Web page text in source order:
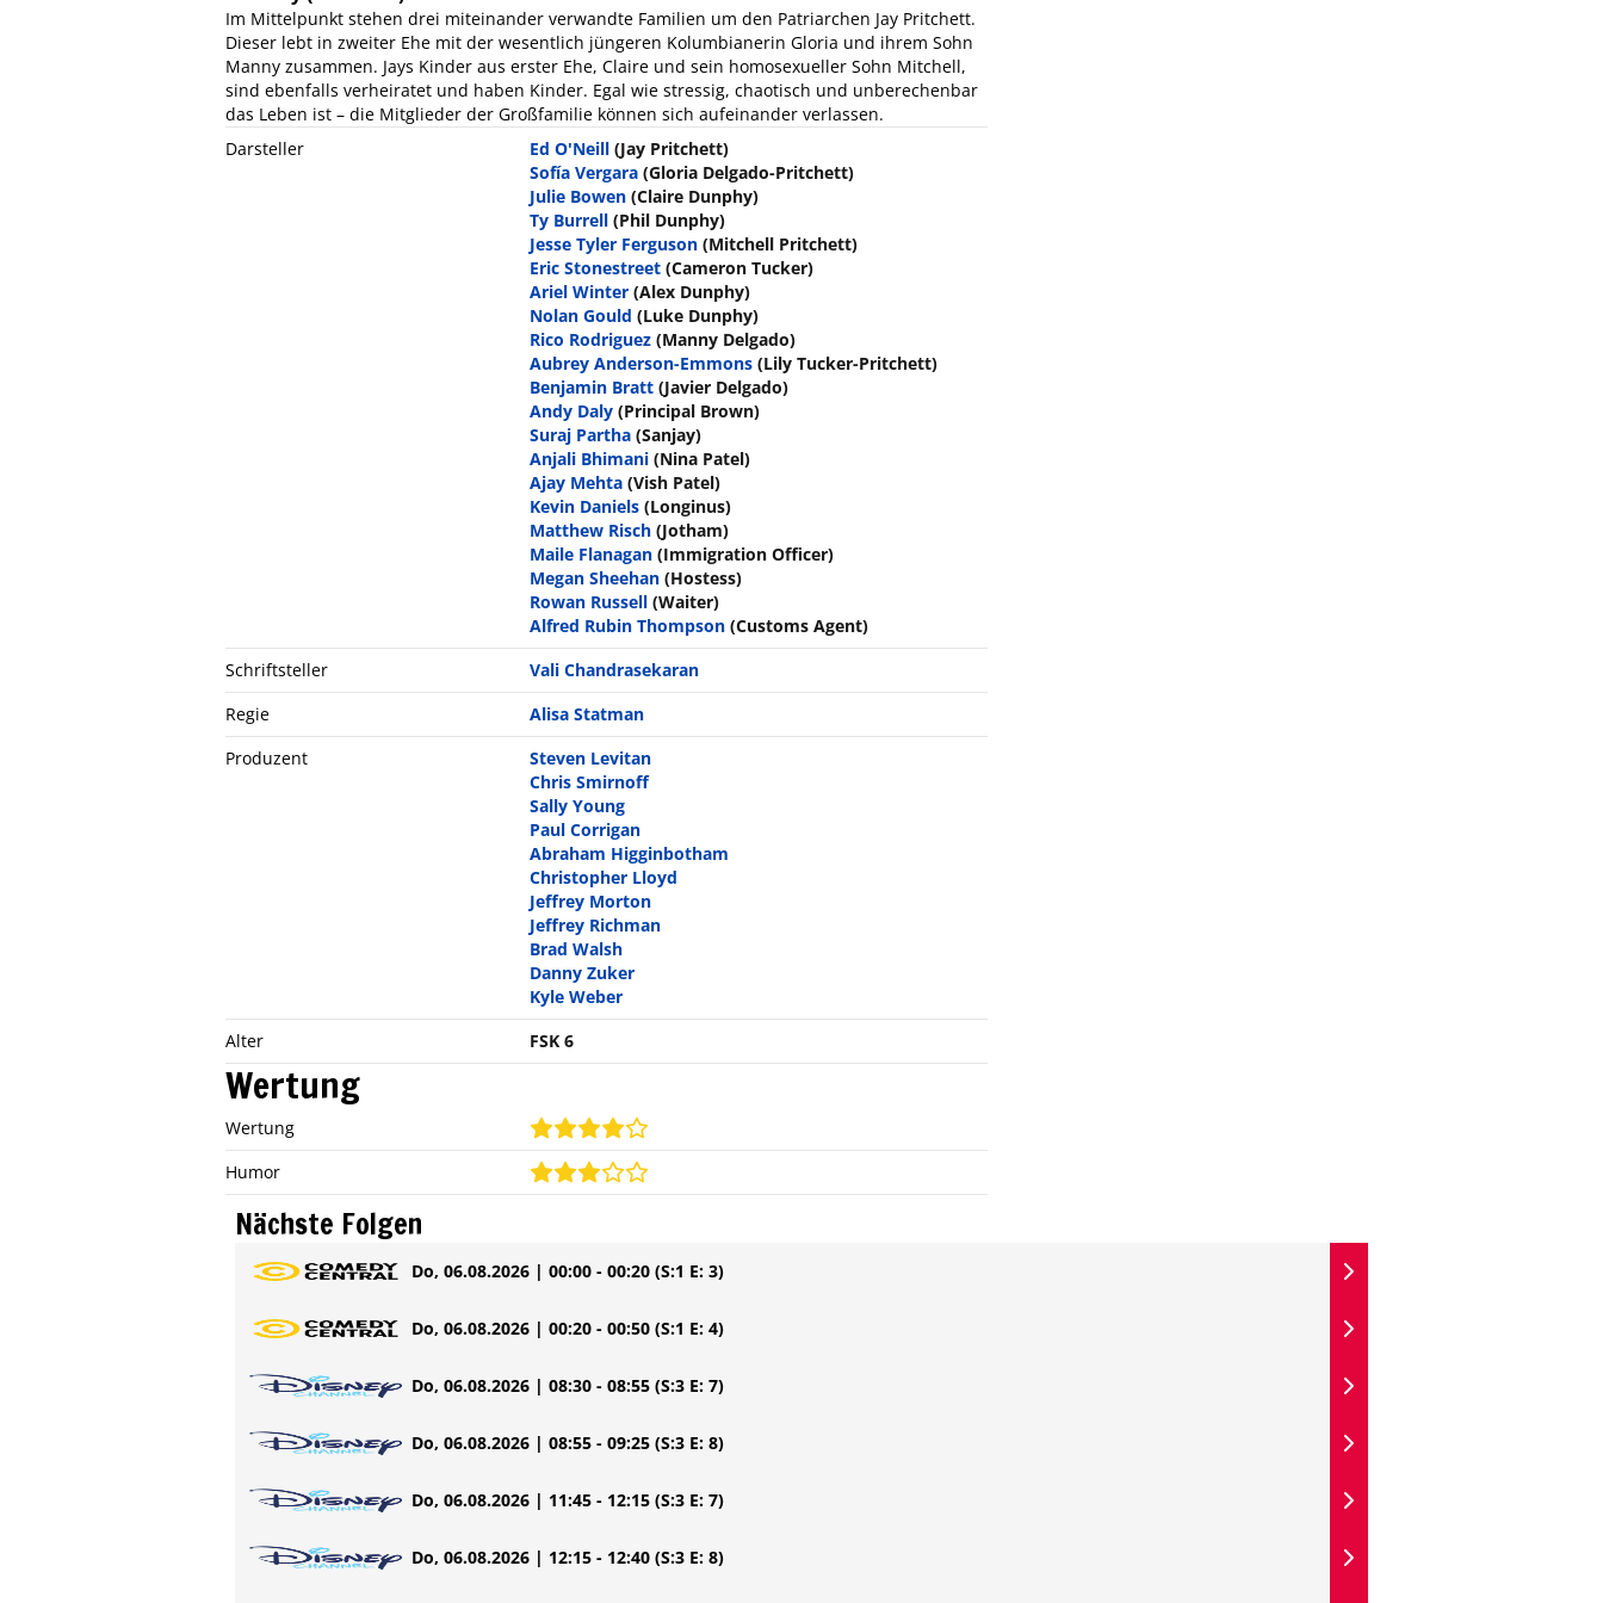
Im Mittelpunkt stehen drei miteinander verwandte Familien um den Patriarchen Jay Pritchett.
Dieser lebt in zweiter Ehe mit der wesentlich jüngeren Kolumbianerin Gloria und ihrem Sohn
Manny zusammen. Jays Kinder aus erster Ehe, Claire und sein homosexueller Sohn Mitchell,
sind ebenfalls verheiratet und haben Kinder. Egal wie stressig, chaotisch und unberechenbar
das Leben ist – die Mitglieder der Großfamilie können sich aufeinander verlassen.
Darsteller
Ed O'Neill (Jay Pritchett)
Sofía Vergara (Gloria Delgado-Pritchett)
Julie Bowen (Claire Dunphy)
Ty Burrell (Phil Dunphy)
Jesse Tyler Ferguson (Mitchell Pritchett)
Eric Stonestreet (Cameron Tucker)
Ariel Winter (Alex Dunphy)
Nolan Gould (Luke Dunphy)
Rico Rodriguez (Manny Delgado)
Aubrey Anderson-Emmons (Lily Tucker-Pritchett)
Benjamin Bratt (Javier Delgado)
Andy Daly (Principal Brown)
Suraj Partha (Sanjay)
Anjali Bhimani (Nina Patel)
Ajay Mehta (Vish Patel)
Kevin Daniels (Longinus)
Matthew Risch (Jotham)
Maile Flanagan (Immigration Officer)
Megan Sheehan (Hostess)
Rowan Russell (Waiter)
Alfred Rubin Thompson (Customs Agent)
Schriftsteller
Vali Chandrasekaran
Regie
Alisa Statman
Produzent
Steven Levitan
Chris Smirnoff
Sally Young
Paul Corrigan
Abraham Higginbotham
Christopher Lloyd
Jeffrey Morton
Jeffrey Richman
Brad Walsh
Danny Zuker
Kyle Weber
Alter
FSK 6
Wertung
Wertung
Humor
Nächste Folgen
Do, 06.08.2026 | 00:00 - 00:20 (S:1 E: 3)
Do, 06.08.2026 | 00:20 - 00:50 (S:1 E: 4)
Do, 06.08.2026 | 08:30 - 08:55 (S:3 E: 7)
Do, 06.08.2026 | 08:55 - 09:25 (S:3 E: 8)
Do, 06.08.2026 | 11:45 - 12:15 (S:3 E: 7)
Do, 06.08.2026 | 12:15 - 12:40 (S:3 E: 8)